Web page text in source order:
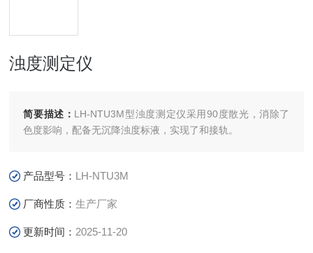
浊度测定仪
简要描述： LH-NTU3M型浊度测定仪采用90度散光，消除了
色度影响，配备无沉降浊度标液，实现了和接轨。
产品型号： LH-NTU3M
厂商性质：生产厂家
更新时间： 2025-11-20